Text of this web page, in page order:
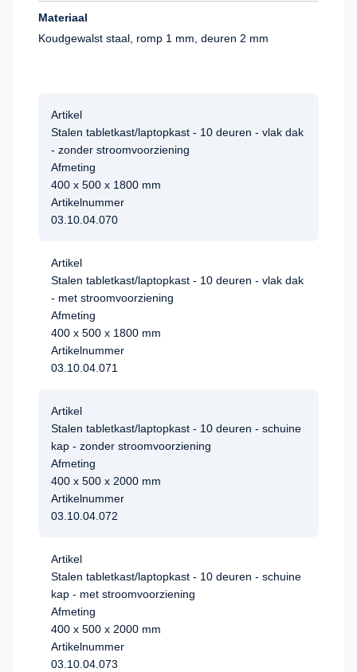
Materiaal
Koudgewalst staal, romp 1 mm, deuren 2 mm
Artikel
Stalen tabletkast/laptopkast - 10 deuren - vlak dak
- zonder stroomvoorziening
Afmeting
400 x 500 x 1800 mm
Artikelnummer
03.10.04.070
Artikel
Stalen tabletkast/laptopkast - 10 deuren - vlak dak
- met stroomvoorziening
Afmeting
400 x 500 x 1800 mm
Artikelnummer
03.10.04.071
Artikel
Stalen tabletkast/laptopkast - 10 deuren - schuine
kap - zonder stroomvoorziening
Afmeting
400 x 500 x 2000 mm
Artikelnummer
03.10.04.072
Artikel
Stalen tabletkast/laptopkast - 10 deuren - schuine
kap - met stroomvoorziening
Afmeting
400 x 500 x 2000 mm
Artikelnummer
03.10.04.073